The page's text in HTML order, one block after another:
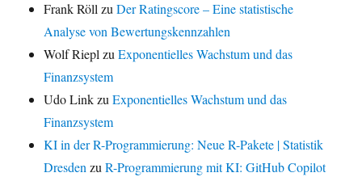
Frank Röll zuDer Ratingscore – Eine statistische
Analyse von Bewertungskennzahlen
Wolf Riepl zuExponentielles Wachstum und das
Finanzsystem
Udo LinkzuExponentielles Wachstum und das
Finanzsystem
KI in der R-Programmierung: Neue R-Pakete | Statistik
Dresden zuR-Programmierung mit KI: GitHub Copilot